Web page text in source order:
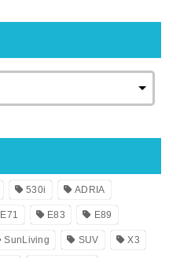
530i ADRIA
E71 E83 E89
SunLiving SUV X3